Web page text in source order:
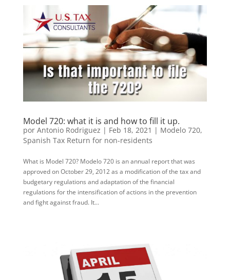
Model 720: what it is and how to fill it up.
por Antonio Rodriguez | Feb 18, 2021 | Modelo 720,
Spanish Tax Return for non-residents
What is Model 720? Modelo 720 is an annual report that was
approved on October 29, 2012 as a modification of the tax and
budgetary regulations and adaptation of the financial
regulations for the intensification of actions in the prevention
and fight against fraud. It...